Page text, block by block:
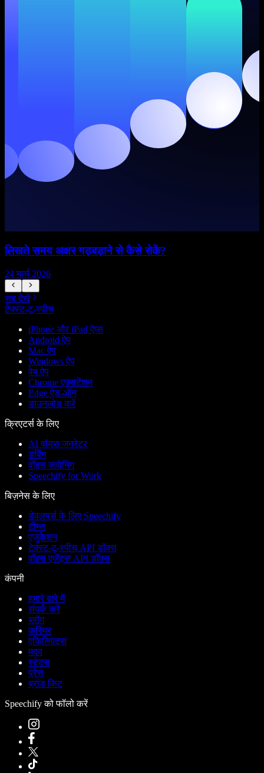
लिखते समय अक्षर गड़बड़ाने से कैसे रोकें?
24 मार्च 2026
सब देखें
टेक्स्ट-टू-स्पीच
iPhone और iPad ऐप्स
Android ऐप
Mac ऐप
Windows ऐप
वेब ऐप
Chrome एक्सटेंशन
Edge ऐड-ऑन
डाउनलोड करें
क्रिएटर्स के लिए
AI वॉयस जनरेटर
डबिंग
वॉइस क्लोनिंग
Speechify for Work
बिज़नेस के लिए
डेवलपर्स के लिए Speechify
टीम्स
एजुकेशन
टेक्स्ट-टू-स्पीच API डॉक्स
वॉइस एजेंट्स API डॉक्स
कंपनी
हमारे बारे में
संपर्क करें
ब्लॉग
करियर
एफिलिएट्स
मदद
स्टेटस
प्रेस
ब्रांड किट
Speechify को फॉलो करें